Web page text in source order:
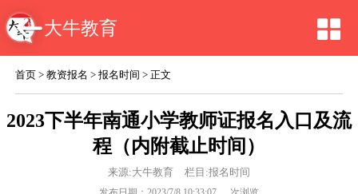
大牛教育
首页 >教资报名 >报名时间 > 正文
2023下半年南通小学教师证报名入口及流
程（内附截止时间）
来源:大牛教育 栏目:报名时间